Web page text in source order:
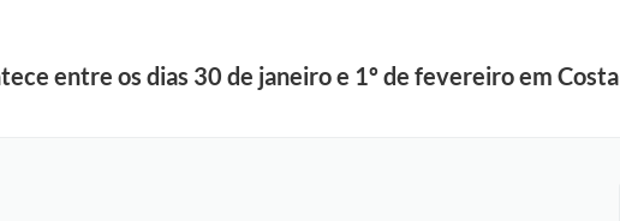
entre os dias 30 de janeiro e 1º de fevereiro em Costa